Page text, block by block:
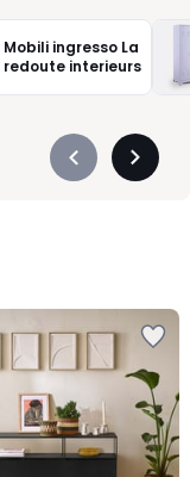
Mobili ingresso La
redoute interieurs
Précédent